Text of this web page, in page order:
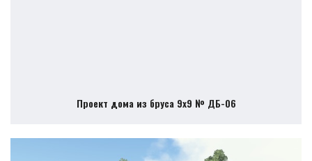
Проект дома из бруса 9х9 № ДБ-06